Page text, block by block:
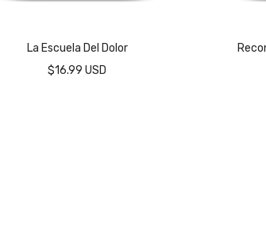
La Escuela Del Dolor
$16.99 USD